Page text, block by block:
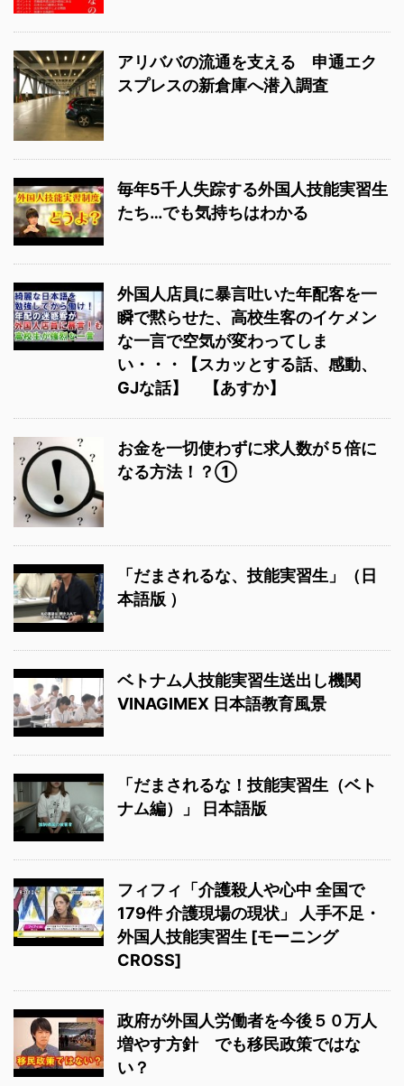
アリババの流通を支える 申通エク
スプレスの新倉庫へ潜入調査
毎年5千人失踪する外国人技能実習生
たち…でも気持ちはわかる
外国人店員に暴言吐いた年配客を一
瞬で黙らせた、高校生客のイケメン
な一言で空気が変わってしま
い・・・【スカッとする話、感動、
GJな話】 【あすか】
お金を一切使わずに求人数が５倍に
なる方法！？①
「だまされるな、技能実習生」（日
本語版 ）
ベトナム人技能実習生送出し機関
VINAGIMEX 日本語教育風景
「だまされるな！技能実習生（ベト
ナム編）」 日本語版
フィフィ「介護殺人や心中 全国で
179件 介護現場の現状」 人手不足・
外国人技能実習生 [モーニング
CROSS]
政府が外国人労働者を今後５０万人
増やす方針 でも移民政策ではな
い？